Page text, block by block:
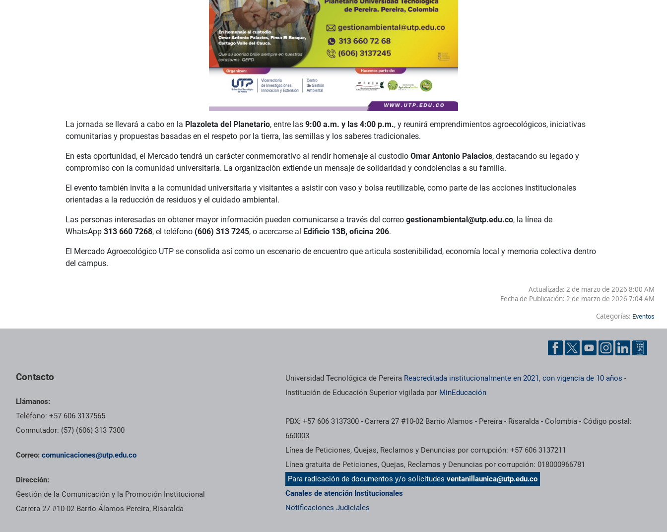
La jornada se llevará a cabo en la Plazoleta del Planetario, entre las 9:00 a.m. y las 4:00 p.m., y reunirá emprendimientos agroecológicos, iniciativas
comunitarias y propuestas basadas en el respeto por la tierra, las semillas y los saberes tradicionales.
En esta oportunidad, el Mercado tendrá un carácter conmemorativo al rendir homenaje al custodio Omar Antonio Palacios, destacando su legado y
compromiso con la comunidad universitaria. La organización extiende un mensaje de solidaridad y condolencias a su familia.
El evento también invita a la comunidad universitaria y visitantes a asistir con vaso y bolsa reutilizable, como parte de las acciones institucionales
orientadas a la reducción de residuos y el cuidado ambiental.
Las personas interesadas en obtener mayor información pueden comunicarse a través del correo gestionambiental@utp.edu.co, la línea de
WhatsApp 313 660 7268, el teléfono (606) 313 7245, o acercarse al Edificio 13B, oficina 206.
El Mercado Agroecológico UTP se consolida así como un escenario de encuentro que articula sostenibilidad, economía local y memoria colectiva dentro
del campus.
Actualizada: 2 de marzo de 2026 8:00 AM
Fecha de Publicación: 2 de marzo de 2026 7:04 AM
Categorías: Eventos
Contacto
Llámanos:
Teléfono: +57 606 3137565
Conmutador: (57) (606) 313 7300
Correo: comunicaciones@utp.edu.co
Dirección:
Gestión de la Comunicación y la Promoción Institucional
Carrera 27 #10-02 Barrio Álamos Pereira, Risaralda
Universidad Tecnológica de Pereira Reacreditada institucionalmente en 2021, con vigencia de 10 años -
Institución de Educación Superior vigilada por MinEducación
PBX: +57 606 3137300 - Carrera 27 #10-02 Barrio Alamos - Pereira - Risaralda - Colombia - Código postal:
660003
Línea de Peticiones, Quejas, Reclamos y Denuncias por corrupción: +57 606 3137211
Línea gratuita de Peticiones, Quejas, Reclamos y Denuncias por corrupción: 018000966781
Para radicación de documentos y/o solicitudesventanillaunica@utp.edu.co
Canales de atención Institucionales
Notificaciones Judiciales